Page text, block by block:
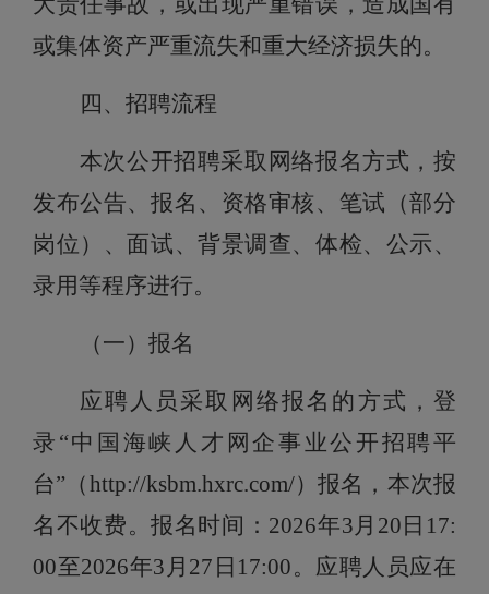
或集体资产严重流失和重大经济损失的。
四、招聘流程
本次公开招聘采取网络报名方式，按
发布公告、报名、资格审核、 笔试（部分
岗位）、面试、背景调查、体检、公示、
录用 等程序进行。
（一） 报名
应聘人员采取网络报名的方式，登
录“中国海峡人才网企事业公开招聘平
台”（http://ksbm.hxrc.com/）报名，本次报
名不收费。报名时间： 2026年3月20日17:
00至2026年3月27日17:00。应聘人员应在